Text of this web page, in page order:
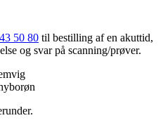
50 80 til bestilling af en akuttid,
og svar på scanning/prøver.